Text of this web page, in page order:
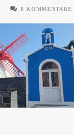
0 KOMMENTARE